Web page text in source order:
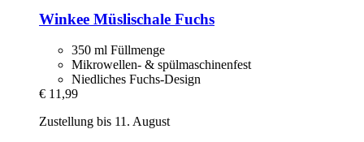
Winkee Müslischale Fuchs
350 ml Füllmenge
Mikrowellen- & spülmaschinenfest
Niedliches Fuchs-Design
€ 11,99
Zustellung bis 11. August